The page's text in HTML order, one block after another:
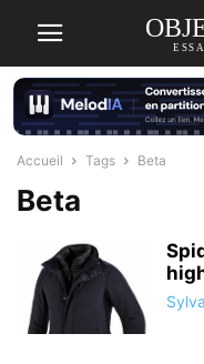
Accueil Tags Beta
Beta